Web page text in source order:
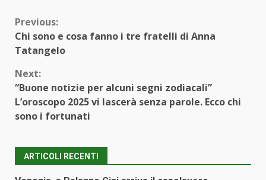
Continue
Reading
Previous:
Chi sono e cosa fanno i tre fratelli di Anna
Tatangelo
Next:
“Buone notizie per alcuni segni zodiacali”
L’oroscopo 2025 vi lascerà senza parole. Ecco chi
sono i fortunati
ARTICOLI RECENTI